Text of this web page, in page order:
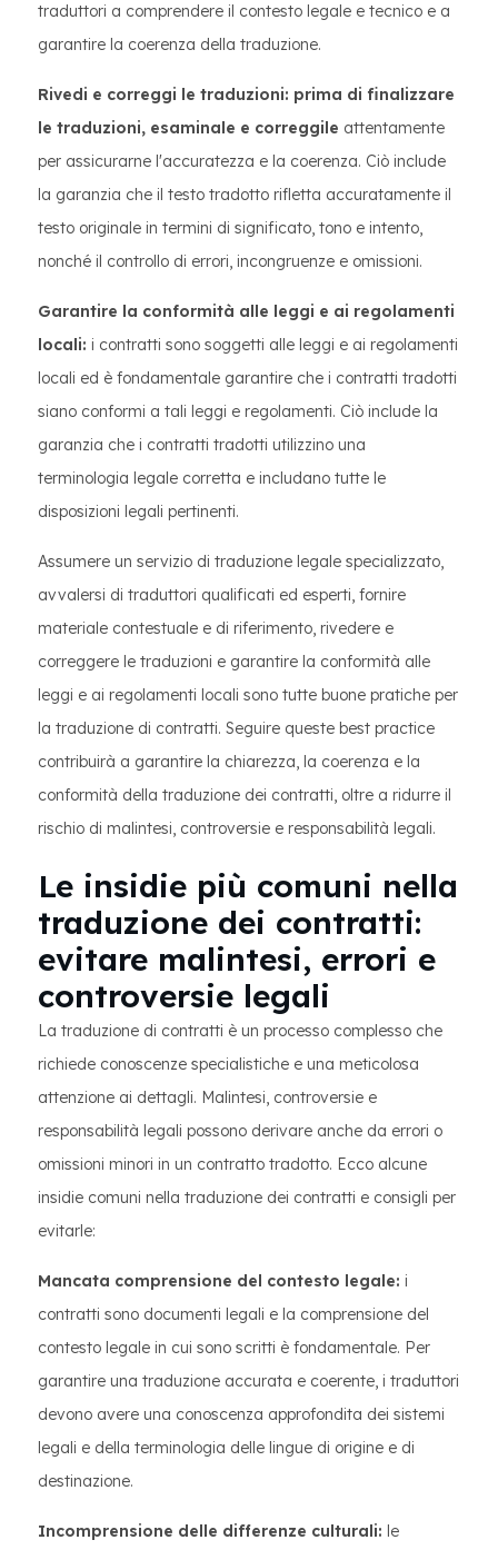
traduttori a comprendere il contesto legale e tecnico e a
garantire la coerenza della traduzione.
Rivedi e correggi le traduzioni: prima di finalizzare
le traduzioni, esaminale e correggile attentamente
per assicurarne l'accuratezza e la coerenza. Ciò include
la garanzia che il testo tradotto rifletta accuratamente il
testo originale in termini di significato, tono e intento,
nonché il controllo di errori, incongruenze e omissioni.
Garantire la conformità alle leggi e ai regolamenti
locali: i contratti sono soggetti alle leggi e ai regolamenti
locali ed è fondamentale garantire che i contratti tradotti
siano conformi a tali leggi e regolamenti. Ciò include la
garanzia che i contratti tradotti utilizzino una
terminologia legale corretta e includano tutte le
disposizioni legali pertinenti.
Assumere un servizio di traduzione legale specializzato,
avvalersi di traduttori qualificati ed esperti, fornire
materiale contestuale e di riferimento, rivedere e
correggere le traduzioni e garantire la conformità alle
leggi e ai regolamenti locali sono tutte buone pratiche per
la traduzione di contratti. Seguire queste best practice
contribuirà a garantire la chiarezza, la coerenza e la
conformità della traduzione dei contratti, oltre a ridurre il
rischio di malintesi, controversie e responsabilità legali.
Le insidie più comuni nella
traduzione dei contratti:
evitare malintesi, errori e
controversie legali
La traduzione di contratti è un processo complesso che
richiede conoscenze specialistiche e una meticolosa
attenzione ai dettagli. Malintesi, controversie e
responsabilità legali possono derivare anche da errori o
omissioni minori in un contratto tradotto. Ecco alcune
insidie comuni nella traduzione dei contratti e consigli per
evitarle:
Mancata comprensione del contesto legale: i
contratti sono documenti legali e la comprensione del
contesto legale in cui sono scritti è fondamentale. Per
garantire una traduzione accurata e coerente, i traduttori
devono avere una conoscenza approfondita dei sistemi
legali e della terminologia delle lingue di origine e di
destinazione.
Incomprensione delle differenze culturali: le